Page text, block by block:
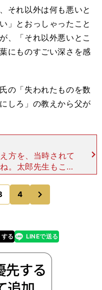
それ以外は何も悪いと
」とおっしゃったこと
、「それ以外悪いとこ
にものすごい深さを感
の「失われたものを数
しろ」の教えから父が
方を、当時されて
。太郎先生もこう
う環境の中で育っ
中村 ここ10年く
4
る
line LINEで送る